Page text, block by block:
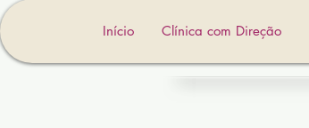
Início Clínica com Direção